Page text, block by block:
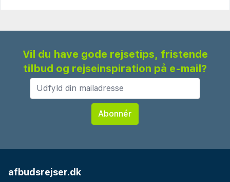
Vil du have gode rejsetips, fristende
tilbud og rejseinspiration på e-mail?
afbudsrejser.dk